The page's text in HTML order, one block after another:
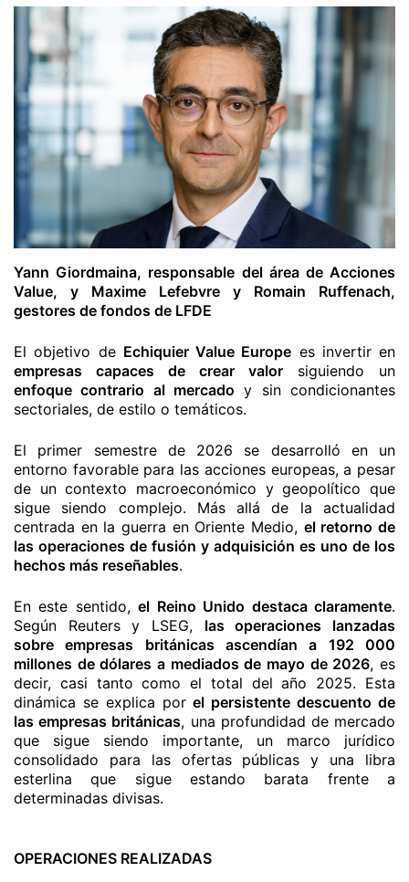
Yann Giordmaina, responsable del área de Acciones
Value, y Maxime Lefebvre y Romain Ruffenach,
gestores de fondos de LFDE
El objetivo de Echiquier Value Europe es invertir en
empresas capaces de crear valor siguiendo un
enfoque contrario al mercado y sin condicionantes
sectoriales, de estilo o temáticos.
El primer semestre de 2026 se desarrolló en un
entorno favorable para las acciones europeas, a pesar
de un contexto macroeconómico y geopolítico que
sigue siendo complejo. Más allá de la actualidad
centrada en la guerra en Oriente Medio, el retorno de
las operaciones de fusión y adquisición es uno de los
hechos más reseñables.
En este sentido,el Reino Unido destaca claramente.
Según Reuters y LSEG, las operaciones lanzadas
sobre empresas británicas ascendían a 192 000
millones de dólares a mediados de mayo de 2026, es
decir, casi tanto como el total del año 2025. Esta
dinámica se explica porel persistente descuento de
las empresas británicas, una profundidad de mercado
que sigue siendo importante, un marco jurídico
consolidado para las ofertas públicas y una libra
esterlina que sigue estando barata frente a
determinadas divisas.
OPERACIONES REALIZADAS